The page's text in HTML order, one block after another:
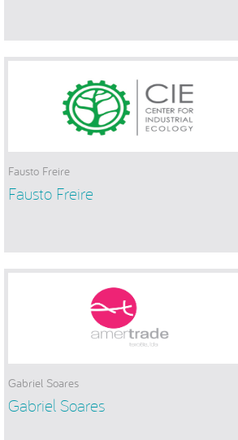
Fausto Freire
Fausto Freire
Gabriel Soares
Gabriel Soares